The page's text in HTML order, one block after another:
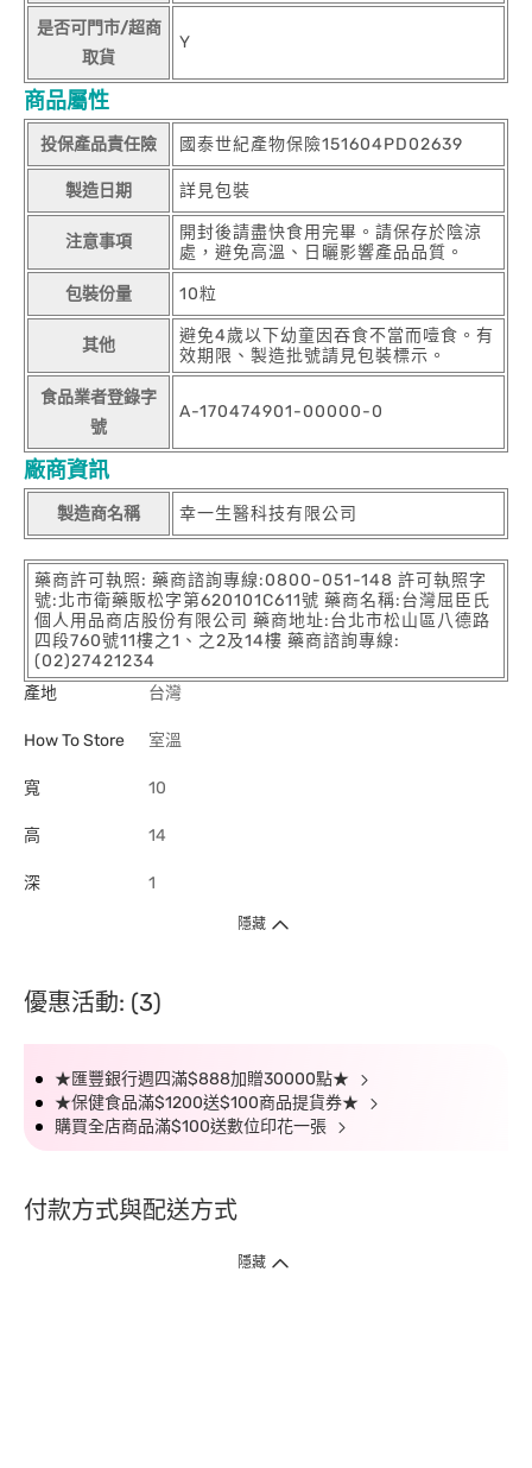
是否可門市/超商
取貨
Y
商品屬性
投保產品責任險 國泰世紀產物保險151604PD02639
製造日期 詳見包裝
注意事項
開封後請盡快食用完畢。請保存於陰涼
處，避免高溫、日曬影響產品品質。
包裝份量 10粒
其他
避免4歲以下幼童因吞食不當而噎食。有
效期限、製造批號請見包裝標示。
食品業者登錄字
號
A-170474901-00000-0
廠商資訊
製造商名稱 幸一生醫科技有限公司
藥商許可執照: 藥商諮詢專線:0800-051-148 許可執照字
號:北市衛藥販松字第620101C611號 藥商名稱:台灣屈臣氏
個人用品商店股份有限公司 藥商地址:台北市松山區八德路
四段760號11樓之1、之2及14樓 藥商諮詢專線:
(02)27421234
產地
台灣
How To Store 室溫
寬 10
高 14
深 1
隱藏
優惠活動: (3)
★匯豐銀行週四滿$888加贈30000點★
★保健食品滿$1200送$100商品提貨券★
購買全店商品滿$100送數位印花一張
付款方式與配送方式
隱藏